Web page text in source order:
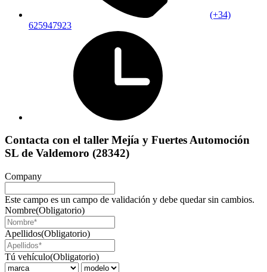
(+34)
625947923
Contacta con el taller Mejía y Fuertes Automoción
SL de Valdemoro (28342)
Company
Este campo es un campo de validación y debe quedar sin cambios.
Nombre(Obligatorio)
Apellidos(Obligatorio)
Tú vehículo(Obligatorio)